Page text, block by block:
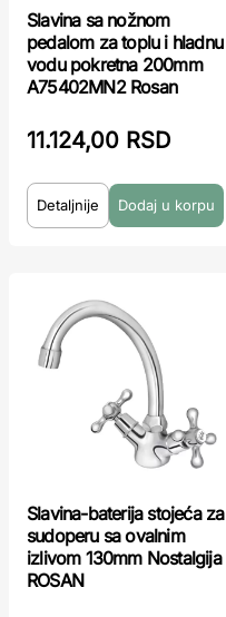
Slavina sa nožnom
pedalom za toplu i hladnu
vodu pokretna 200mm
A75402MN2 Rosan
11.124,00 RSD
Detaljnije
Slavina-baterija stojeća za
sudoperu sa ovalnim
izlivom 130mm Nostalgija
ROSAN